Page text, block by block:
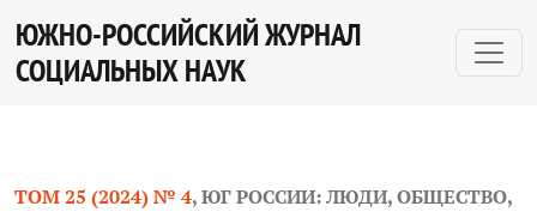
Бизнес как субъект молодёжной политики в
ЮЖНО-РОССИЙСКИЙ ЖУРНАЛ
СОЦИАЛЬНЫХ НАУК
ТОМ 25 (2024) № 4,ЮГ РОССИИ: ЛЮДИ, ОБЩЕСТВО,